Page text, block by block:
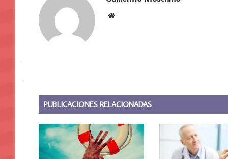
Sitio
PUBLICACIONES RELACIONADAS